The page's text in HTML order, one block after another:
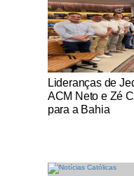
Notícias Católicas
Lideranças de
ACM Neto e Zé
para a Bahia